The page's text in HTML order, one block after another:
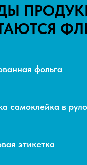
фольга
самоклейка в
этикетка